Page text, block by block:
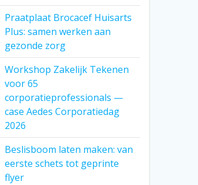
Praatplaat Brocacef Huisarts
Plus: samen werken aan
gezonde zorg
Workshop Zakelijk Tekenen
voor 65
corporatieprofessionals —
case Aedes Corporatiedag
2026
Beslisboom laten maken: van
eerste schets tot geprinte
flyer